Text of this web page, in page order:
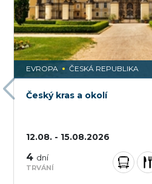
EVROPA ČESKÁ REPUBLIKA
Český kras a okolí
12.08. - 15.08.2026
4 dní
TRVÁNÍ